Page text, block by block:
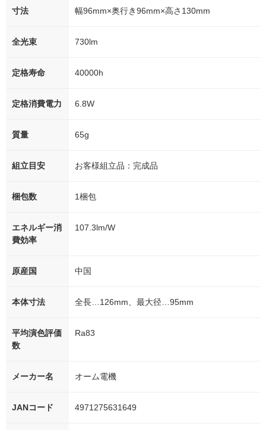
寸法 幅96mm×奥行き96mm×高さ130mm
全光束 730lm
定格寿命 40000h
定格消費電力 6.8W
質量 65g
組立目安 お客様組立品：完成品
梱包数 1梱包
エネルギー消
費効率
107.3lm/W
原産国 中国
本体寸法 全長…126mm、最大径…95mm
平均演色評価
数
Ra83
メーカー名 オーム電機
JANコード 4971275631649